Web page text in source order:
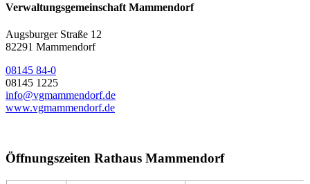
Verwaltungsgemeinschaft Mammendorf
Augsburger Straße 12
82291 Mammendorf
08145 84-0
08145 1225
info@vgmammendorf.de
www.vgmammendorf.de
Öffnungszeiten Rathaus Mammendorf